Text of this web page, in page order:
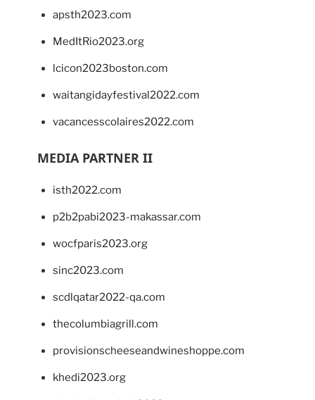
apsth2023.com
MedItRio2023.org
lcicon2023boston.com
waitangidayfestival2022.com
vacancesscolaires2022.com
MEDIA PARTNER II
isth2022.com
p2b2pabi2023-makassar.com
wocfparis2023.org
sinc2023.com
scdlqatar2022-qa.com
thecolumbiagrill.com
provisionscheeseandwineshoppe.com
khedi2023.org